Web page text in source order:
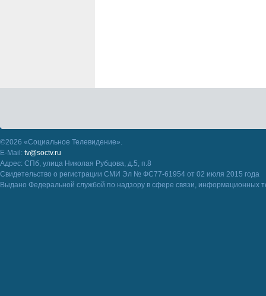
©2026 «Социальное Телевидение».
E-Mail: tv@soctv.ru
Адрес: СПб, улица Николая Рубцова, д.5, п.8
Свидетельство о регистрации СМИ Эл № ФС77-61954 от 02 июля 2015 года
Выдано Федеральной службой по надзору в сфере связи, информационных